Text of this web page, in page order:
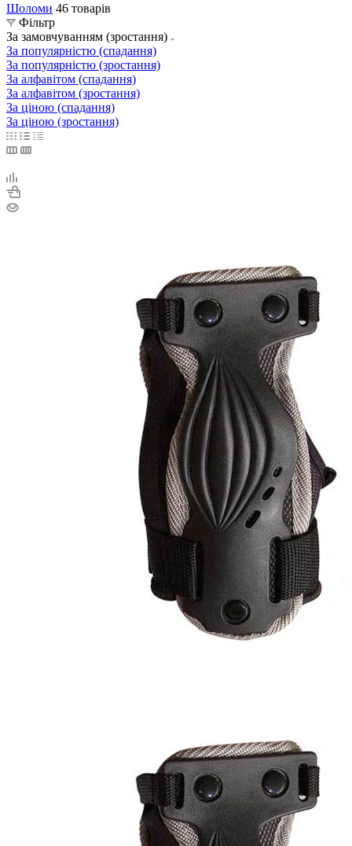
Шоломи 46 товарів
Фільтр
За замовчуванням (зростання)
За популярністю (спадання)
За популярністю (зростання)
За алфавітом (спадання)
За алфавітом (зростання)
За ціною (спадання)
За ціною (зростання)